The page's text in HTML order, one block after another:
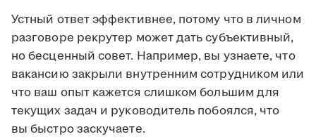
Устный ответ эффективнее, потому что в личном
разговоре рекрутер может дать субъективный,
но бесценный совет. Например, вы узнаете, что
вакансию закрыли внутренним сотрудником или
что ваш опыт кажется слишком большим для
текущих задач и руководитель побоялся, что
вы быстро заскучаете.